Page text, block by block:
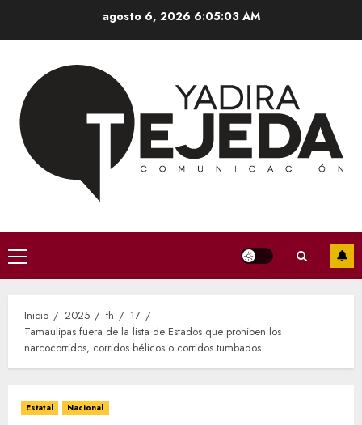
agosto 6, 2026 6:05:04 AM
Menú
principal
Inicio 2025 th
17
Tamaulipas fuera de la lista de Estados que prohiben los
narcocorridos, corridos bélicos o corridos tumbados
Estatal Nacional